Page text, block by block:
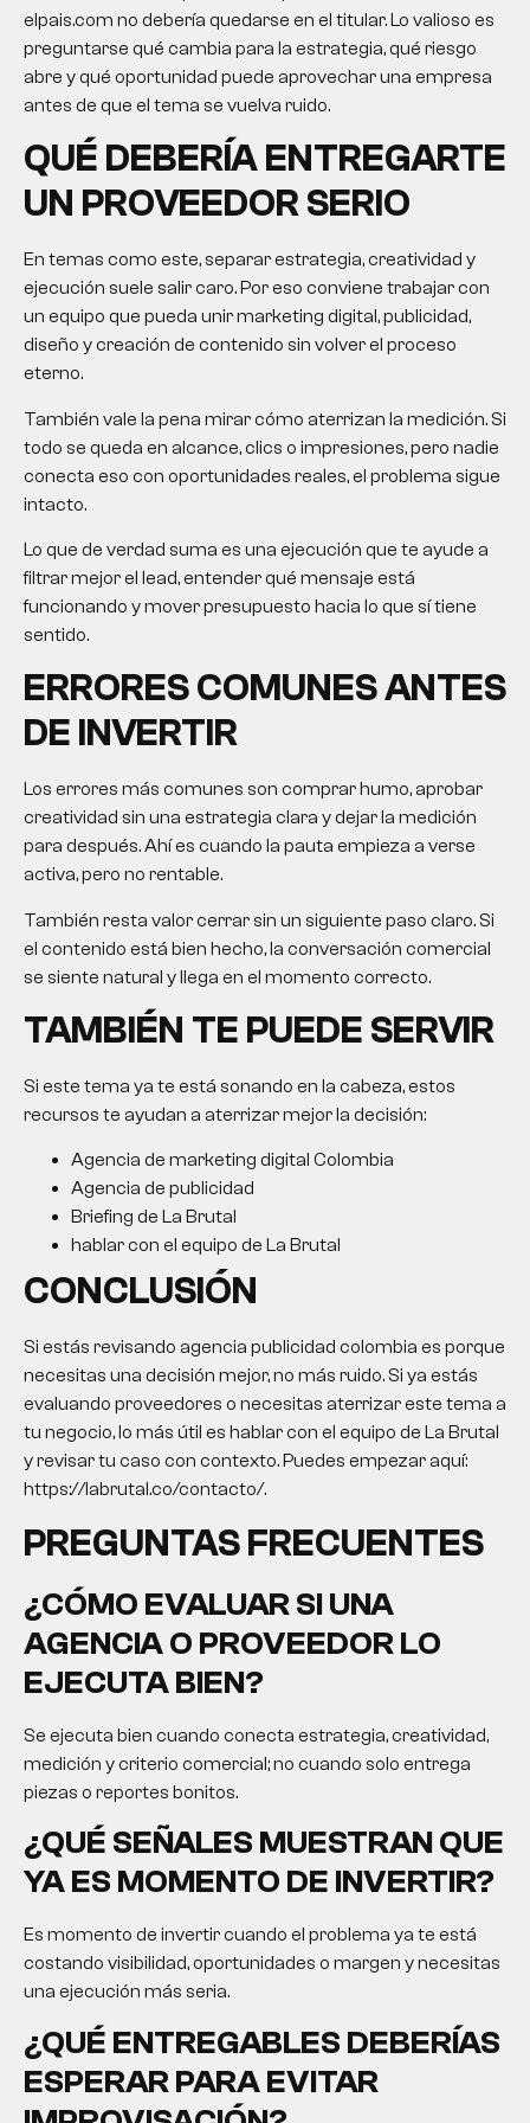
elpais.com no debería quedarse en el titular. Lo valioso es
preguntarse qué cambia para la estrategia, qué riesgo
abre y qué oportunidad puede aprovechar una empresa
antes de que el tema se vuelva ruido.
QUÉ DEBERÍA ENTREGARTE
UN PROVEEDOR SERIO
En temas como este, separar estrategia, creatividad y
ejecución suele salir caro. Por eso conviene trabajar con
un equipo que pueda unir marketing digital, publicidad,
diseño y creación de contenido sin volver el proceso
eterno.
También vale la pena mirar cómo aterrizan la medición. Si
todo se queda en alcance, clics o impresiones, pero nadie
conecta eso con oportunidades reales, el problema sigue
intacto.
Lo que de verdad suma es una ejecución que te ayude a
filtrar mejor el lead, entender qué mensaje está
funcionando y mover presupuesto hacia lo que sí tiene
sentido.
ERRORES COMUNES ANTES
DE INVERTIR
Los errores más comunes son comprar humo, aprobar
creatividad sin una estrategia clara y dejar la medición
para después. Ahí es cuando la pauta empieza a verse
activa, pero no rentable.
También resta valor cerrar sin un siguiente paso claro. Si
el contenido está bien hecho, la conversación comercial
se siente natural y llega en el momento correcto.
TAMBIÉN TE PUEDE SERVIR
Si este tema ya te está sonando en la cabeza, estos
recursos te ayudan a aterrizar mejor la decisión:
Agencia de marketing digital Colombia
Agencia de publicidad
Briefing de La Brutal
hablar con el equipo de La Brutal
CONCLUSIÓN
Si estás revisando agencia publicidad colombia es porque
necesitas una decisión mejor, no más ruido. Si ya estás
evaluando proveedores o necesitas aterrizar este tema a
tu negocio, lo más útil es hablar con el equipo de La Brutal
y revisar tu caso con contexto. Puedes empezar aquí:
https://labrutal.co/contacto/.
PREGUNTAS FRECUENTES
¿CÓMO EVALUAR SI UNA
AGENCIA O PROVEEDOR LO
EJECUTA BIEN?
Se ejecuta bien cuando conecta estrategia, creatividad,
medición y criterio comercial; no cuando solo entrega
piezas o reportes bonitos.
¿QUÉ SEÑALES MUESTRAN QUE
YA ES MOMENTO DE INVERTIR?
Es momento de invertir cuando el problema ya te está
costando visibilidad, oportunidades o margen y necesitas
una ejecución más seria.
¿QUÉ ENTREGABLES DEBERÍAS
ESPERAR PARA EVITAR